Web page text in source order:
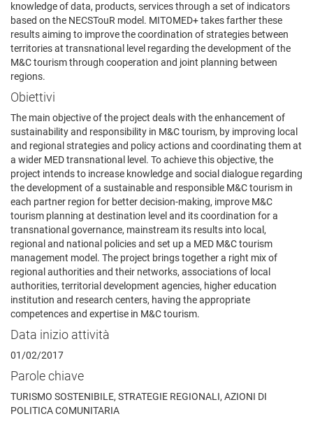
knowledge of data, products, services through a set of indicators
based on the NECSTouR model. MITOMED+ takes farther these
results aiming to improve the coordination of strategies between
territories at transnational level regarding the development of the
M&C tourism through cooperation and joint planning between
regions.
Obiettivi
The main objective of the project deals with the enhancement of
sustainability and responsibility in M&C tourism, by improving local
and regional strategies and policy actions and coordinating them at
a wider MED transnational level. To achieve this objective, the
project intends to increase knowledge and social dialogue regarding
the development of a sustainable and responsible M&C tourism in
each partner region for better decision-making, improve M&C
tourism planning at destination level and its coordination for a
transnational governance, mainstream its results into local,
regional and national policies and set up a MED M&C tourism
management model. The project brings together a right mix of
regional authorities and their networks, associations of local
authorities, territorial development agencies, higher education
institution and research centers, having the appropriate
competences and expertise in M&C tourism.
Data inizio attività
01/02/2017
Parole chiave
TURISMO SOSTENIBILE, STRATEGIE REGIONALI, AZIONI DI
POLITICA COMUNITARIA